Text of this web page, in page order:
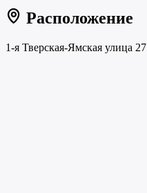
Расположение
1-я Тверская-Ямская улица 27